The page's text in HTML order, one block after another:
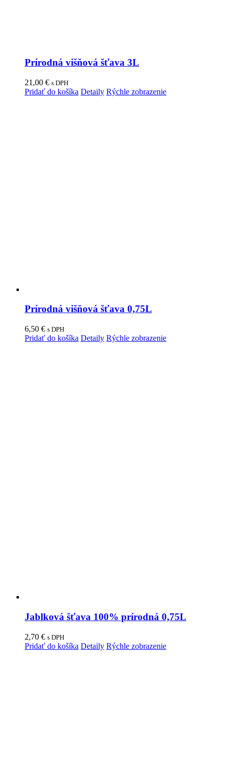
Prírodná višňová šťava 3L
21,00 € s DPH
Pridať do košíka Detaily Rýchle zobrazenie
Prírodná višňová šťava 0,75L
6,50 € s DPH
Pridať do košíka Detaily Rýchle zobrazenie
Jablková šťava 100% prírodná 0,75L
2,70 € s DPH
Pridať do košíka Detaily Rýchle zobrazenie